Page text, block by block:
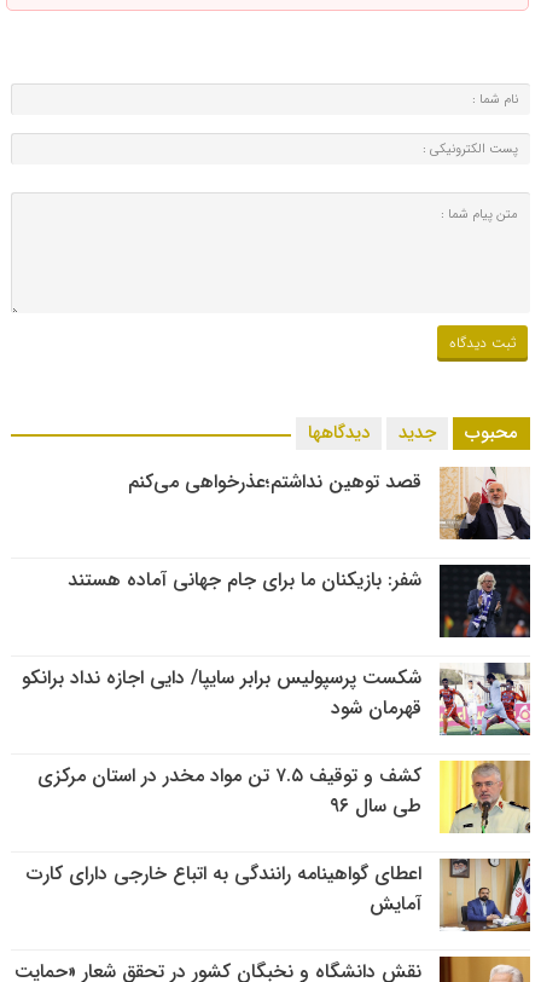
محبوب جدید دیدگاهها
قصد توهین نداشتم؛عذرخواهی می‌کنم
شفر: بازیکنان ما برای جام جهانی آماده هستند
شکست پرسپولیس برابر سایپا/ دایی اجازه نداد برانکو
قهرمان شود
کشف و توقیف ۷.۵ تن مواد مخدر در استان مرکزی
طی سال ۹۶
اعطای گواهینامه رانندگی به اتباع خارجی دارای کارت
آمایش
نقش دانشگاه و نخبگان کشور در تحقق شعار «حمایت